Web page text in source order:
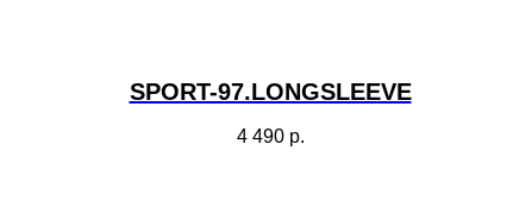
SPORT-97.LONGSLEEVE
4 490 р.